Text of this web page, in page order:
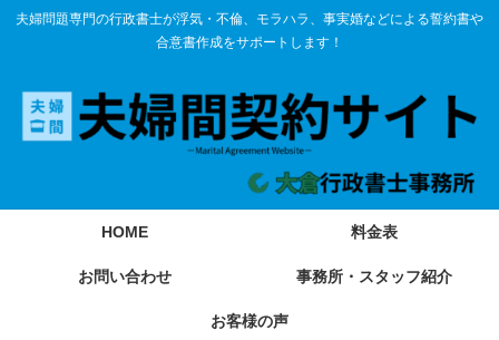
夫婦問題専門の行政書士が浮気・不倫、モラハラ、事実婚などによる誓約書や
合意書作成をサポートします！
HOME 料金表
お問い合わせ 事務所・スタッフ紹介
お客様の声